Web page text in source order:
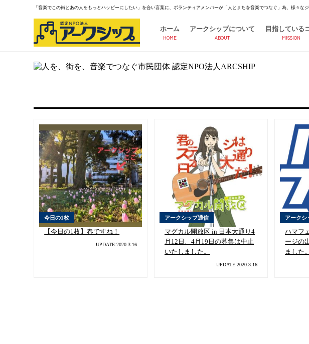
「音楽でこの街とあの人をもっとハッピーにしたい」を合い言葉に、ボランティアメンバーが「人とまちを音楽でつなぐ」為、様々
ホーム
HOME
アークシップについて
ABOUT
目指している
MISSION
今日の1枚
【今日の1枚】春ですね！
UPDATE:2020.3.16
アークシップ通信
マグカル開放区 in 日本大通り4
月12日、4月19日の募集は中止
いたしました。
UPDATE:2020.3.16
アークシ
ハマフ
ージの
ました。